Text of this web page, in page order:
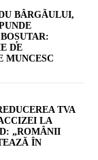
BÂRGĂULUI,
DE
MUNCESC
TVA
LA
„ROMÂNII
ÎN